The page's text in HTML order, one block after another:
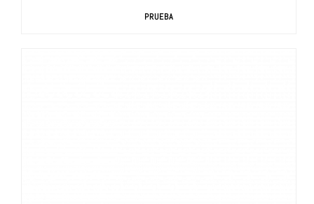
PRUEBA